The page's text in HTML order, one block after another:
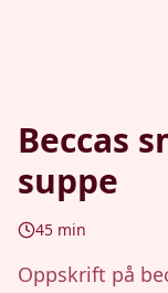
Beccas
suppe
45 min
Oppskrift på